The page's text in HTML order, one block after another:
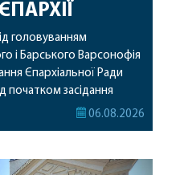
головуванням
і Барського Варсонофія
Єпархіальної Ради
початком засідання
від імені членів Ради
здоров’я, Божої
06.08.2026